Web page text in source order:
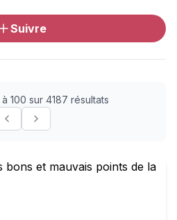
Suivre
100 sur 4187 résultats
et mauvais points de la